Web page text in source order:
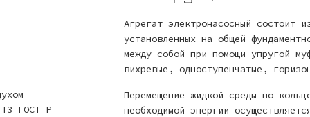
ГОСТ Р
Агрегат электронасосный состоит
установленных на общей
между собой при помощи упругой
вихревые, одноступенчатые,
Перемещение жидкой среды по
необходимой энергии